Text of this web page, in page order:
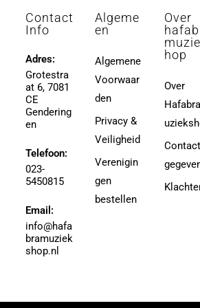
Afanasieff, Walter
Agapkin, Vasily Ivanovich
Ager, Milton
Agrell, Jeffrey
Agricole-Genin, Paul
Aguilar, Walter Leon
Aguilera, Christina
Ahbez, Eden
Ahle, Johann R.
Ahronheim, Albert
Airto Moreira Ramon Zenker
Aitken
Aitken, Robert
3 (4e divisie)
3,5 (4e Divisie)
3-4
3.5
30
3e divisie
4
4,5
4,5 (3e divisie)
4.5
6
Contact
Info
Adres:
Grotestra
at 6, 7081
CE
Gendering
en
Telefoon:
023-
5450815
Email:
info@hafa
bramuziek
shop.nl
Algeme
en
Algemene
Voorwaar
den
Privacy &
Veiligheid
Verenigin
gen
bestellen
Over
hop
Over
Contact